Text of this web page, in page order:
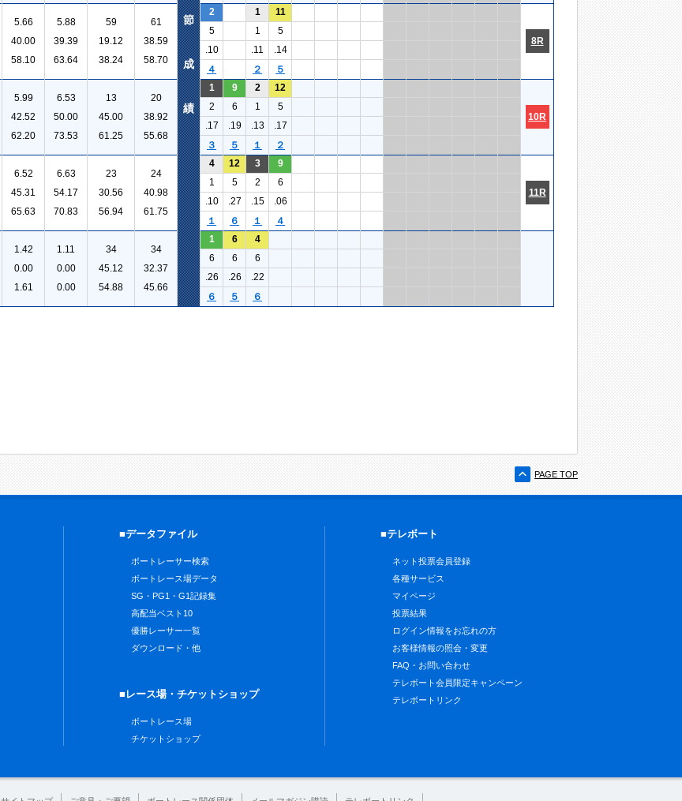
5.66
40.00
58.10
5.88
39.39
63.64
59
19.12
38.24
61
38.59
58.70
2 1 11
8R
5 1
5
.10
.11
.14
４
２ ５
5.99
42.52
62.20
6.53
50.00
73.53
13
45.00
61.25
20
38.92
55.68
1 9 2 12
10R
2 6 1
5
.17
.19 .13
.17
３
５ １ ２
6.52
45.31
65.63
6.63
54.17
70.83
23
30.56
56.94
24
40.98
61.75
4 12 3 9
11R
1 5 2
6
.10
.27 .15
.06
１
６ １ ４
1.42
0.00
1.61
1.11
0.00
0.00
34
45.12
54.88
34
32.37
45.66
1 6
4
6
6
6
.26
.26
.22
６
５ ６
節
成
績
PAGE TOP
■データファイル
ボートレーサー検索
ボートレース場データ
SG・PG1・G1記録集
高配当ベスト10
優勝レーサー一覧
ダウンロード・他
■レース場・チケットショップ
ボートレース場
チケットショップ
■テレボート
ネット投票会員登録
各種サービス
マイページ
投票結果
ログイン情報をお忘れの方
お客様情報の照会・変更
FAQ・お問い合わせ
テレボート会員限定キャンペーン
テレボートリンク